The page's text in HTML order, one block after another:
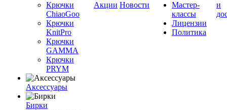
Крючки
ChiaoGoo
Крючки
KnitPro
Крючки
GAMMA
Крючки
PRYM
Аксессуары
Бирки
Акции Новости
Мастер-
классы
Лицензии
Политика
и